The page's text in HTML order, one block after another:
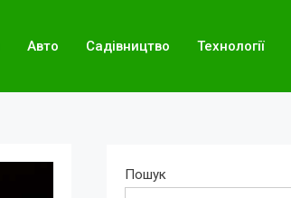
Авто Садівництво Технології
Пошук